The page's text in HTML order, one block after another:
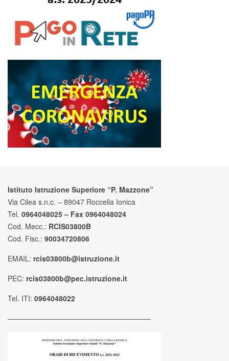
Istituto Istruzione Superiore “P. Mazzone”
Via Cilea s.n.c. – 89047 Roccella Ionica
Tel. 0964048025 – Fax 0964048024
Cod. Mecc.: RCIS03800B
Cod. Fisc.: 90034720806
EMAIL: rcis03800b@istruzione.it
PEC: rcis03800b@pec.istruzione.it
Tel. ITI: 0964048022
————————————————————